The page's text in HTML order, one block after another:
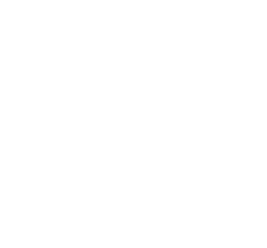
patenka į atitinkamus registrus